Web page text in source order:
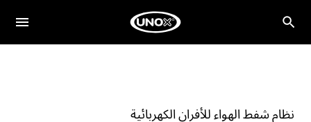
نظام شفط الهواء للأفران الكهربائية